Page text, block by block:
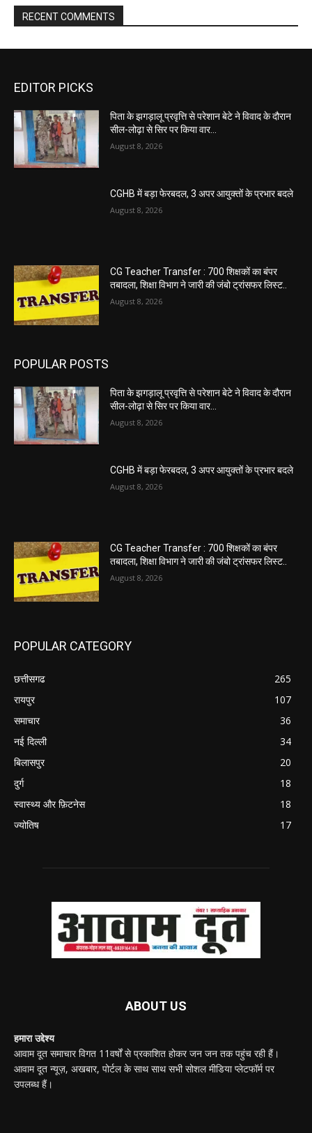
RECENT COMMENTS
EDITOR PICKS
पिता के झगड़ालू प्रवृत्ति से परेशान बेटे ने विवाद के दौरान
सील-लोढ़ा से सिर पर किया वार…
August 8, 2026
CGHB में बड़ा फेरबदल, 3 अपर आयुक्तों के प्रभार बदले
August 8, 2026
CG Teacher Transfer : 700 शिक्षकों का बंपर
तबादला, शिक्षा विभाग ने जारी की जंबो ट्रांसफर लिस्ट..
August 8, 2026
POPULAR POSTS
पिता के झगड़ालू प्रवृत्ति से परेशान बेटे ने विवाद के दौरान
सील-लोढ़ा से सिर पर किया वार…
August 8, 2026
CGHB में बड़ा फेरबदल, 3 अपर आयुक्तों के प्रभार बदले
August 8, 2026
CG Teacher Transfer : 700 शिक्षकों का बंपर
तबादला, शिक्षा विभाग ने जारी की जंबो ट्रांसफर लिस्ट..
August 8, 2026
POPULAR CATEGORY
छत्तीसगढ
265
रायपुर
107
समाचार
36
नई दिल्ली
34
बिलासपुर
20
दुर्ग
18
स्वास्थ्य और फ़िटनेस
18
ज्योतिष
17
ABOUT US
हमारा उद्देश्य
आवाम दूत समाचार विगत 11वर्षों से प्रकाशित होकर जन जन तक पहुंच रही हैं।
आवाम दूत न्यूज़, अखबार, पोर्टल के साथ साथ सभी सोशल मीडिया प्लेटफॉर्म पर
उपलब्ध हैं।